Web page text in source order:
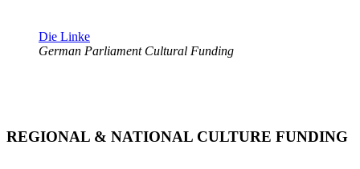
Die Linke
German Parliament Cultural Funding
REGIONAL & NATIONAL CULTURE FUNDING